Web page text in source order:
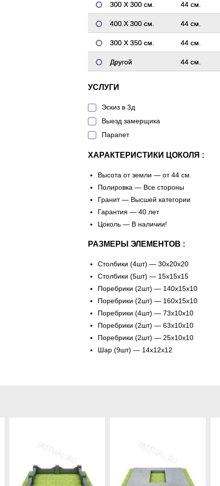
300 Х 300 см. 44 см.
400 Х 300 см. 44 см.
300 Х 350 см. 44 см.
Другой 44 см.
УСЛУГИ
Эскиз в 3д
Выезд замерщика
Парапет
ХАРАКТЕРИСТИКИ ЦОКОЛЯ :
Высота от земли — от 44 см.
Полировка — Все стороны
Гранит — Высшей категории
Гарантия — 40 лет
Цоколь — В наличии!
РАЗМЕРЫ ЭЛЕМЕНТОВ :
Столбики (4шт) — 30х20х20
Столбики (5шт) — 15х15х15
Поребрики (2шт) — 140х15х10
Поребрики (2шт) — 160х15х10
Поребрики (4шт) — 73х10х10
Поребрики (2шт) — 63х10х10
Поребрики (2шт) — 25х10х10
Шар (9шт) — 14х12х12